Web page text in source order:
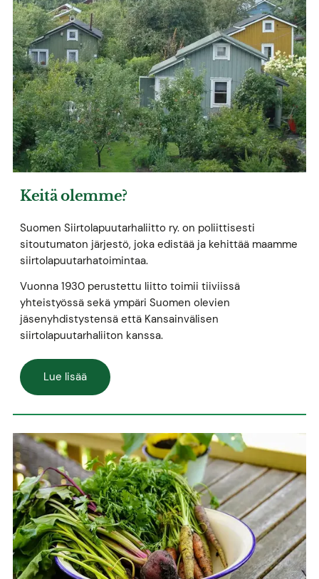
Keitä olemme?
Suomen Siirtolapuutarhaliitto ry. on poliittisesti
sitoutumaton järjestö, joka edistää ja kehittää maamme
siirtolapuutarhatoimintaa.
Vuonna 1930 perustettu liitto toimii tiiviissä
yhteistyössä sekä ympäri Suomen olevien
jäsenyhdistystensä että Kansainvälisen
siirtolapuutarhaliiton kanssa.
Lue lisää